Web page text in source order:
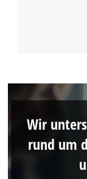
Wir
rund um